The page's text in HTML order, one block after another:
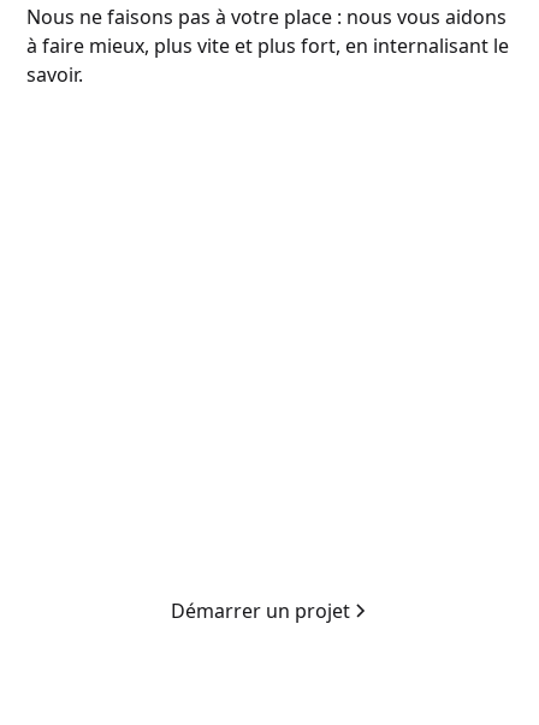
Nous ne faisons pas à votre place : nous vous aidons
à faire mieux, plus vite et plus fort, en internalisant le
savoir.
Démarrer un projet